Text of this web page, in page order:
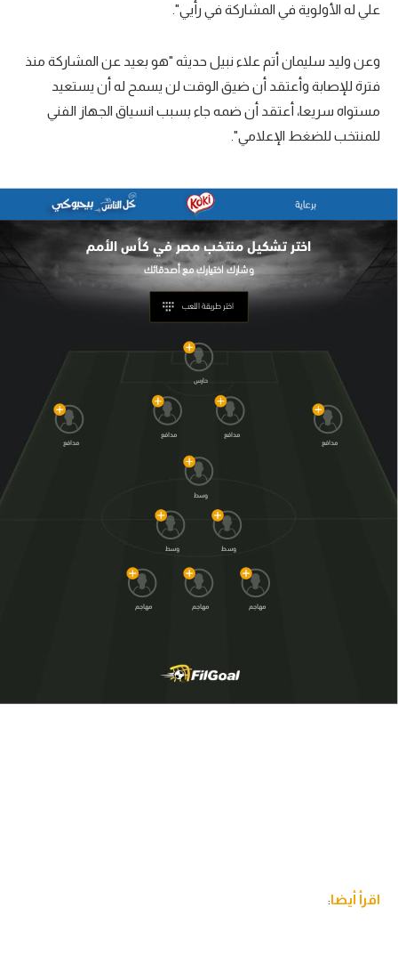
علي له الأولوية في المشاركة في رأيي".
وعن وليد سليمان أتم علاء نبيل حديثه "هو بعيد عن المشاركة منذ
فترة للإصابة وأعتقد أن ضيق الوقت لن يسمح له أن يستعيد
مستواه سريعا، أعتقد أن ضمه جاء بسبب انسياق الجهاز الفني
للمنتخب للضغط الإعلامي".
اختر تشكيلمنتخب مصر في كأس الأمم
وشارك اختيارك مع أصدقائك‎
اختر طريقة اللعب
حارس
مدافع
مدافع
مدافع
مدافع
وسط
وسط وسط
مهاجم مهاجم مهاجم
اقرأ أيضا: